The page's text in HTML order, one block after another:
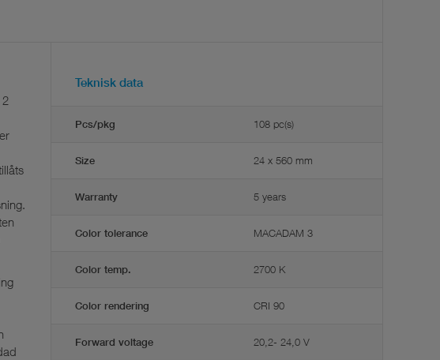
2
Teknisk data
Pcs/pkg 108 pc(s)
Size 24 x 560 mm
Warranty 5 years
Color tolerance MACADAM 3
Color temp. 2700 K
Color rendering CRI 90
Forward voltage 20,2- 24,0 V